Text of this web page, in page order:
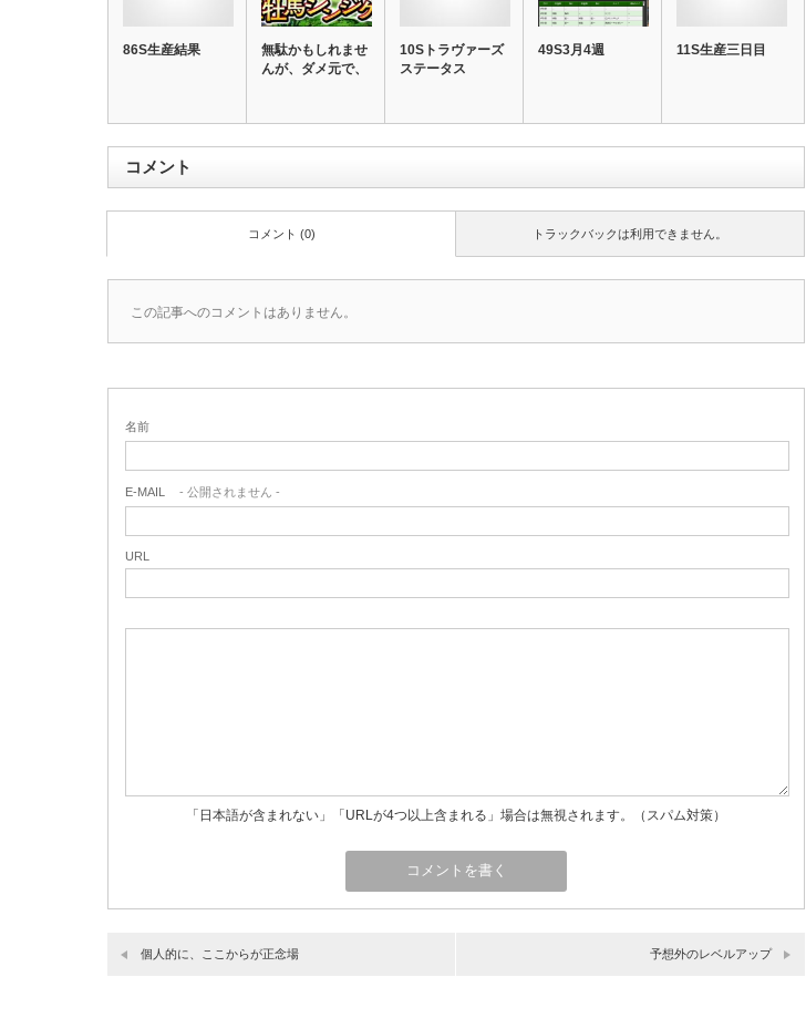
86S生産結果
無駄かもしれませ
んが、ダメ元で、
10Sトラヴァーズ
ステータス
49S3月4週 11S生産三日目
コメント
トラックバックは利用できません。
コメント (0)
この記事へのコメントはありません。
名前
E-MAIL - 公開されません -
URL
「日本語が含まれない」「URLが4つ以上含まれる」場合は無視されます。（スパム対策）
個人的に、ここからが正念場 予想外のレベルアップ